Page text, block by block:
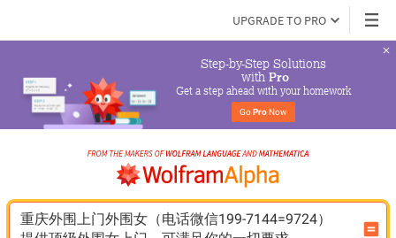
UPGRADE TO PRO
Step-by-Step Solutions
with Pro
Get a step ahead with your homework
Go Pro Now
重庆外围上门外围女（电话微信199-7144=9724）